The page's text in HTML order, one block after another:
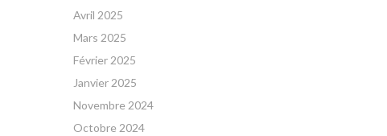
Avril 2025
Mars 2025
Février 2025
Janvier 2025
Novembre 2024
Octobre 2024